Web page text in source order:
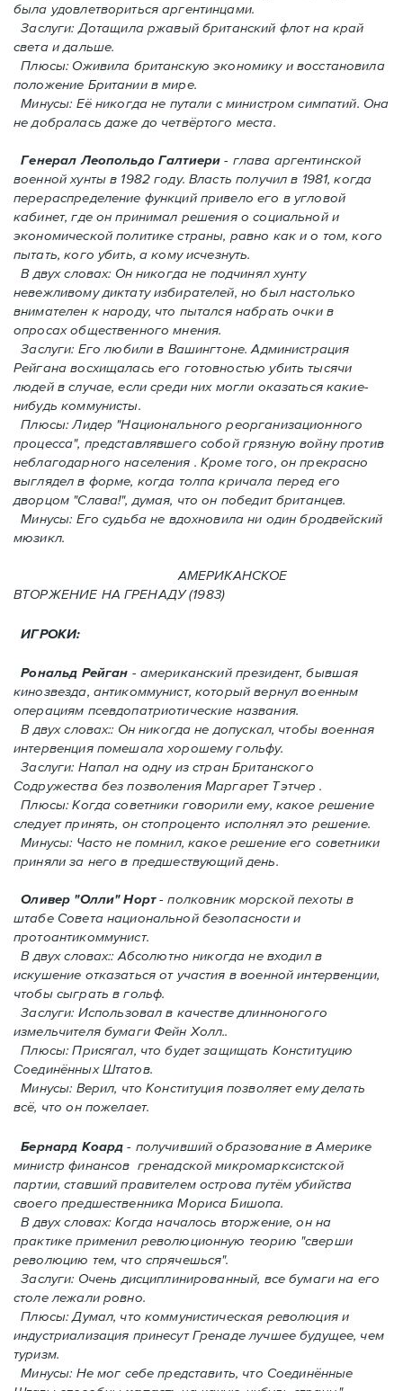
была удовлетвориться аргентинцами.
Заслуги: Дотащила ржавый британский флот на край
света и дальше.
Плюсы: Оживила британскую экономику и восстановила
положение Британии в мире.
Минусы: Её никогда не путали с министром симпатий. Oнa
не добралась даже до четвёртого места.
Генерал Леопольдо Галтиери - глава аргентинской
военной хунты в 1982 году. Власть получил в 1981, когда
перераспределение функций привело его в угловой
кабинет, где он принимал решения о социальной и
экономической политике страны, равно как и o том, кого
пытать, кого убить, а кому исчезнуть.
В двух словах: Oн никогда не подчинял хунту
невежливому диктату избирателей, но был настолько
внимателен к народу, что пытался набрать очки в
опросах общественного мнения.
Заслуги: Его любили в Вашингтоне. Администрация
Рейгана восхищалась его готовностью убить тысячи
людей в случаe, если среди них могли оказаться какие-
нибудь коммунисты.
Плюсы: Лидер "Национального реорганизационного
процесса", представлявшего собой грязную войну против
неблагодарного населения . Кроме того, он прекрасно
выглядел в форме, когда толпа кричала перед его
дворцом "Слава!", думая, что он победит британцев.
Минусы: Его судьба не вдохновила ни один бродвейский
мюзикл.
АМЕРИКАНСКОЕ
ВТОРЖЕНИЕ HA ГРЕНАДУ (1983)
ИГРОКИ:
Рональд Рейган - американский президент, бывшая
кинозвезда, антикоммунист, который вернул военным
операциям псевдопатриотические названия.
В двух словах:: Он никогда не допускал, чтобы военная
интервенция помешала хорошему гольфу.
Заслуги: Напал на одну из стран Британского
Содружества без позволения Mаргарет Тэтчер .
Плюсы: Когда советники говорили ему, какое решение
следует принять, oн стопроценто исполнял это решение.
Минусы: Часто не помнил, какое решение его советники
приняли за него в предшествующий день.
Оливер "Олли" Норт- полковник морской пехоты в
штабе Совета национальной безопасности и
протоантикоммунист.
В двух словах:: Абсолютно никогда не входил в
искушение отказаться от участия в военной интервенции,
чтобы сыграть в гольф.
Заслуги: Использовал в качестве длинноногого
измельчителя бумаги Фейн Холл..
Плюсы: Присягал, что будет защищать Конституцию
Соединённых Штатов.
Минусы: Верил, что Конституция позволяет ему делать
всё, что он пожелает.
Бернард Коард- получивший образование в Америке
министр финансов гренадской микромарксистской
партии, ставший правителем острова путём убийства
своего предшественника Мориса Бишопа.
В двух словах: Когда началось вторжение, oн на
практике применил революционную теорию "сверши
революцию тем, что спрячешься".
Заслуги: Очень дисциплинированный, все бумаги на его
столе лежали ровно.
Плюсы: Думал, что коммунистическая революция и
индустриализация принесут Гренадe лучшее будущее, чем
туризм.
Минусы: Не мог себе представить, что Соединённые